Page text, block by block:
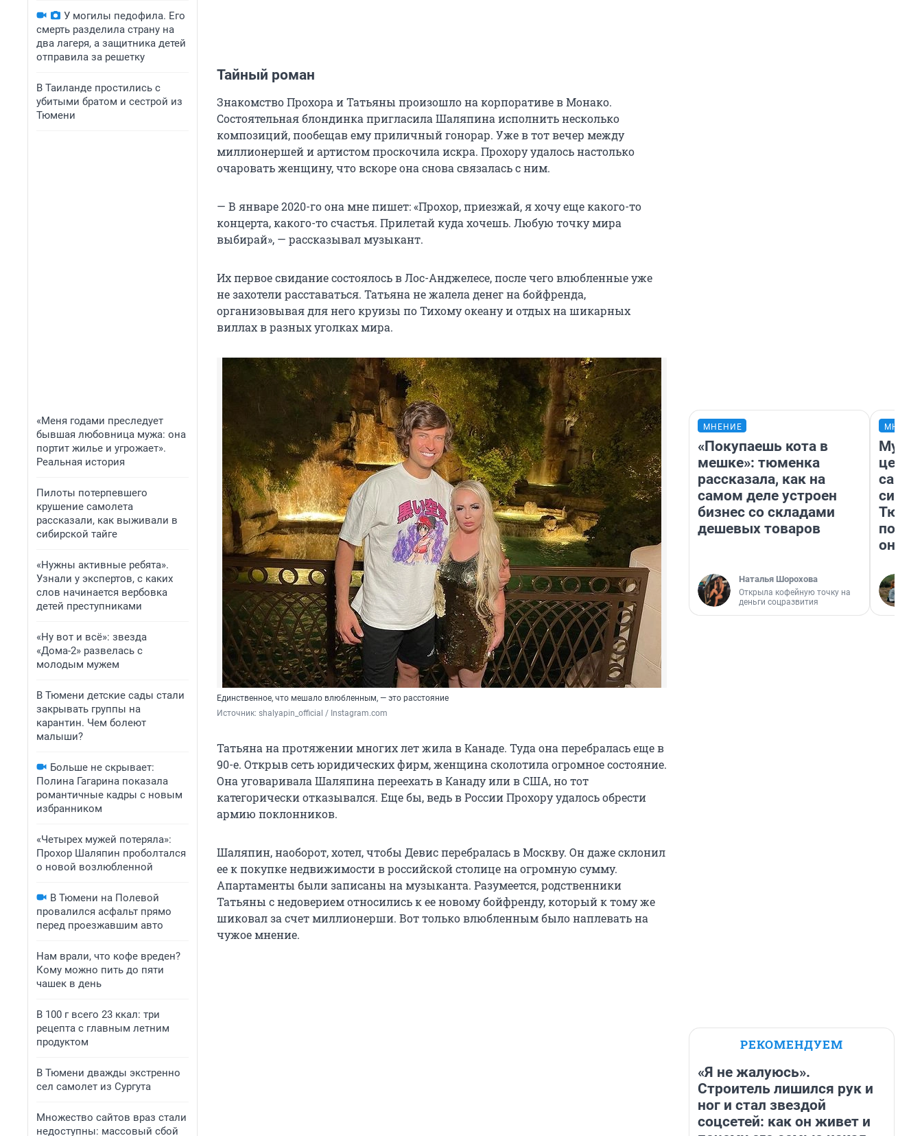
У могилы педофила. Его
смерть разделила страну на
два лагеря, а защитника детей
отправила за решетку
В Таиланде простились с
убитыми братом и сестрой из
Тюмени
«Меня годами преследует
бывшая любовница мужа: она
портит жилье и угрожает».
Реальная история
Пилоты потерпевшего
крушение самолета
рассказали, как выживали в
сибирской тайге
«Нужны активные ребята».
Узнали у экспертов, с каких
слов начинается вербовка
детей преступниками
«Ну вот и всё»: звезда
«Дома-2» развелась с
молодым мужем
В Тюмени детские сады стали
закрывать группы на
карантин. Чем болеют
малыши?
Больше не скрывает:
Полина Гагарина показала
романтичные кадры с новым
избранником
«Четырех мужей потеряла»:
Прохор Шаляпин проболтался
о новой возлюбленной
В Тюмени на Полевой
провалился асфальт прямо
перед проезжавшим авто
Нам врали, что кофе вреден?
Кому можно пить до пяти
чашек в день
В 100 г всего 23 ккал: три
рецепта с главным летним
продуктом
В Тюмени дважды экстренно
сел самолет из Сургута
Множество сайтов враз стали
недоступны: массовый сбой
Тайный роман
Знакомство Прохора и Татьяны произошло на корпоративе в Монако.
Состоятельная блондинка пригласила Шаляпина исполнить несколько
композиций, пообещав ему приличный гонорар. Уже в тот вечер между
миллионершей и артистом проскочила искра. Прохору удалось настолько
очаровать женщину, что вскоре она снова связалась с ним.
— В январе 2020-го она мне пишет: «Прохор, приезжай, я хочу еще какого-то
концерта, какого-то счастья. Прилетай куда хочешь. Любую точку мира
выбирай», — рассказывал музыкант.
Их первое свидание состоялось в Лос-Анджелесе, после чего влюбленные уже
не захотели расставаться. Татьяна не жалела денег на бойфренда,
организовывая для него круизы по Тихому океану и отдых на шикарных
виллах в разных уголках мира.
Единственное, что мешало влюбленным, — это расстояние
Источник: shalyapin_official / Instagram.com
Татьяна на протяжении многих лет жила в Канаде. Туда она перебралась еще в
90-е. Открыв сеть юридических фирм, женщина сколотила огромное состояние.
Она уговаривала Шаляпина переехать в Канаду или в США, но тот
категорически отказывался. Еще бы, ведь в России Прохору удалось обрести
армию поклонников.
Шаляпин, наоборот, хотел, чтобы Девис перебралась в Москву. Он даже склонил
ее к покупке недвижимости в российской столице на огромную сумму.
Апартаменты были записаны на музыканта. Разумеется, родственники
Татьяны с недоверием относились к ее новому бойфренду, который к тому же
шиковал за счет миллионерши. Вот только влюбленным было наплевать на
чужое мнение.
МНЕНИЕ
«Покупаешь кота в
мешке»: тюменка
рассказала, как на
самом деле устроен
бизнес со складами
дешевых товаров
Наталья Шорохова
Открыла кофейную точку на
деньги соцразвития
они
РЕКОМЕНДУЕМ
«Я не жалуюсь».
Строитель лишился рук и
ног и стал звездой
соцсетей: как он живет и